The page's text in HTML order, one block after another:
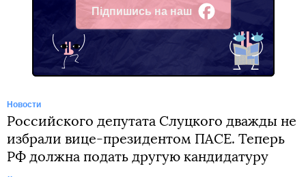
Підпишись на наш
Facebook
Новости
Российского депутата Слуцкого дважды не
избрали вице-президентом ПАСЕ. Теперь
РФ должна подать другую кандидатуру